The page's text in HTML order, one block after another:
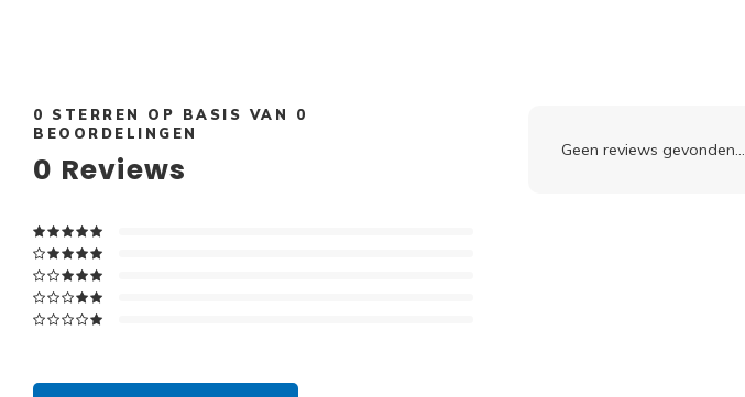
0 STERREN OP BASIS VAN 0
BEOORDELINGEN
0 Reviews
Geen reviews gevonden...